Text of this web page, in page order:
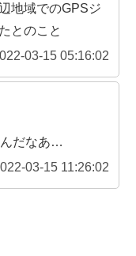
地域でのGPSジ
とのこと
03-15 05:16:02
だなあ…
03-15 11:26:02